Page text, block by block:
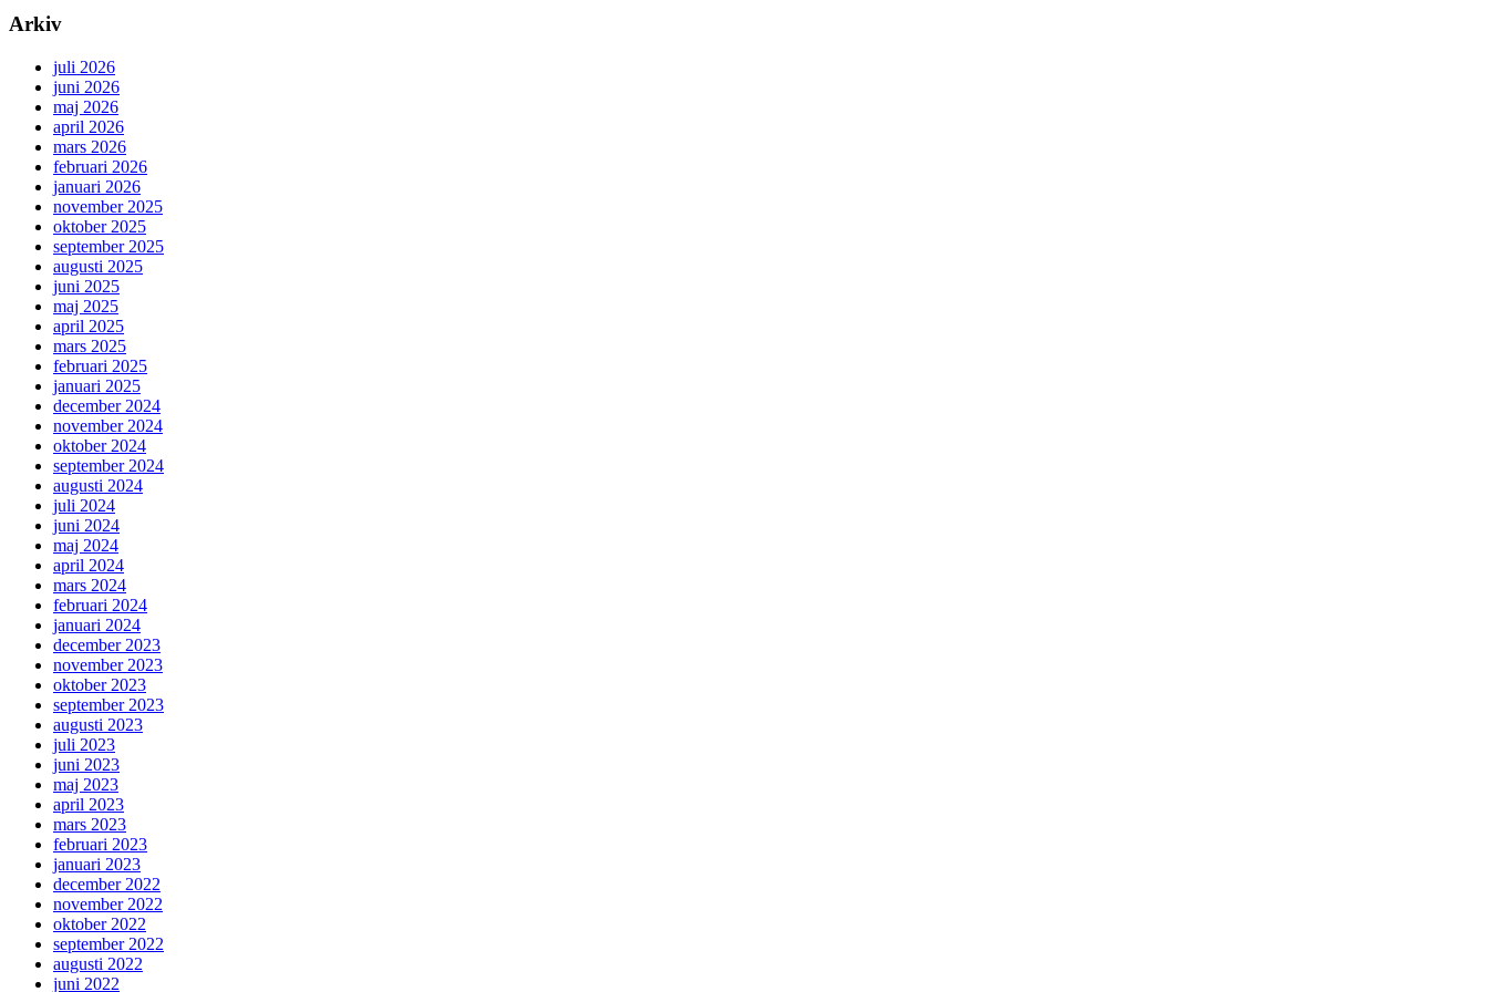
Arkiv
juli 2026
juni 2026
maj 2026
april 2026
mars 2026
februari 2026
januari 2026
november 2025
oktober 2025
september 2025
augusti 2025
juni 2025
maj 2025
april 2025
mars 2025
februari 2025
januari 2025
december 2024
november 2024
oktober 2024
september 2024
augusti 2024
juli 2024
juni 2024
maj 2024
april 2024
mars 2024
februari 2024
januari 2024
december 2023
november 2023
oktober 2023
september 2023
augusti 2023
juli 2023
juni 2023
maj 2023
april 2023
mars 2023
februari 2023
januari 2023
december 2022
november 2022
oktober 2022
september 2022
augusti 2022
juni 2022